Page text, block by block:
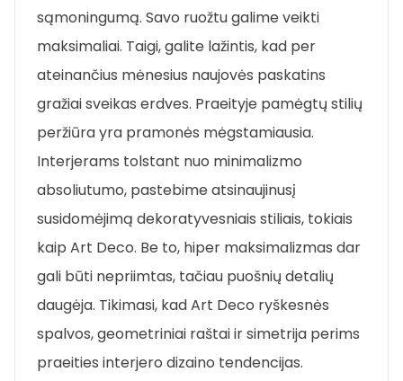
sąmoningumą. Savo ruožtu galime veikti
maksimaliai. Taigi, galite lažintis, kad per
ateinančius mėnesius naujovės paskatins
gražiai sveikas erdves. Praeityje pamėgtų stilių
peržiūra yra pramonės mėgstamiausia.
Interjerams tolstant nuo minimalizmo
absoliutumo, pastebime atsinaujinusį
susidomėjimą dekoratyvesniais stiliais, tokiais
kaip Art Deco. Be to, hiper maksimalizmas dar
gali būti nepriimtas, tačiau puošnių detalių
daugėja. Tikimasi, kad Art Deco ryškesnės
spalvos, geometriniai raštai ir simetrija perims
praeities interjero dizaino tendencijas.